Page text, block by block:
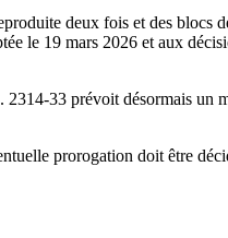
deux fois et des blocs
le 19 mars 2026 et aux
33 prévoit désormais un
prorogation doit être